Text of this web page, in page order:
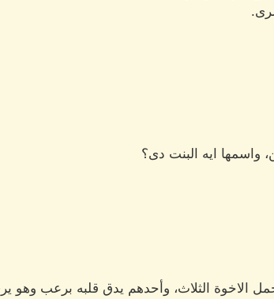
واسمها ايه البنت دى؟
تحمل الاخوة الثلاث، وأحدهم يدق قلبه برعب